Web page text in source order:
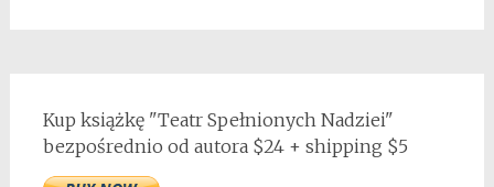
Kup książkę "Teatr Spełnionych Nadziei"
bezpośrednio od autora $24 + shipping $5